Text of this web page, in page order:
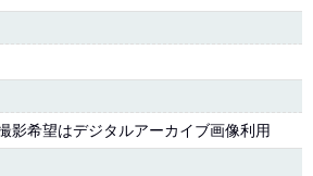
影希望はデジタルアーカイブ画像利用